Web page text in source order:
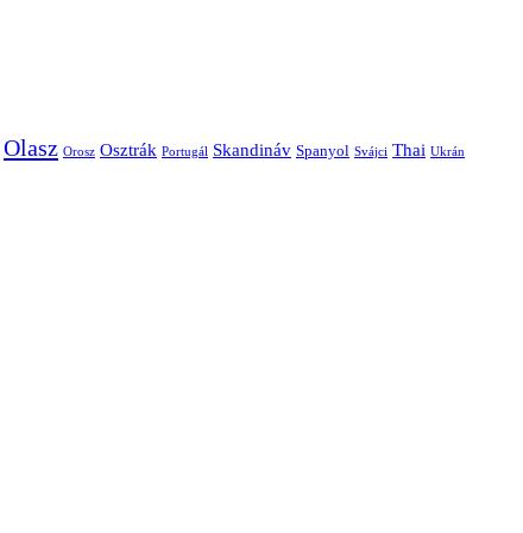
Olasz Orosz Osztrák Portugál Skandináv Spanyol Svájci Thai Ukrán